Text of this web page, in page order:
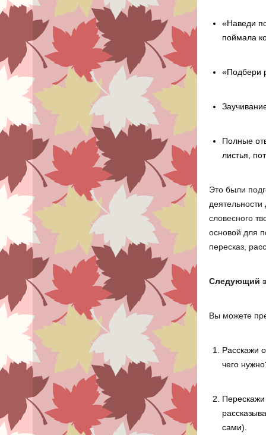
«Наведи
поймала
«Подбери
Полные
листья,
Это были
словесного
основой для
пересказ,
Следующий
Вы можете
Расскажи
чего
сами).